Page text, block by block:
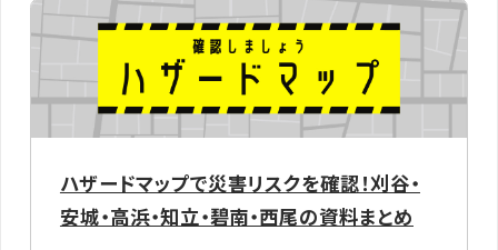
ハザードマップで災害リスクを確認！刈谷・
安城・高浜・知立・碧南・西尾の資料まとめ